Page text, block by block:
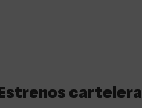
Estrenos cartelera